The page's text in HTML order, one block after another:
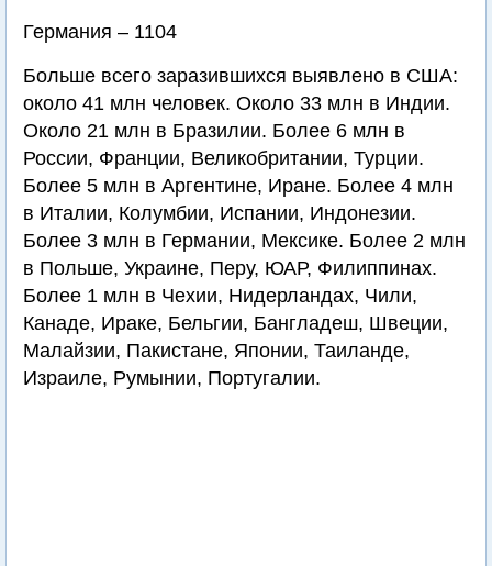
Германия – 1104
Больше всего заразившихся выявлено в США:
около 41 млн человек. Около 33 млн в Индии.
Около 21 млн в Бразилии. Более 6 млн в
России, Франции, Великобритании, Турции.
Более 5 млн в Аргентине, Иране. Более 4 млн
в Италии, Колумбии, Испании, Индонезии.
Более 3 млн в Германии, Мексике. Более 2 млн
в Польше, Украине, Перу, ЮАР, Филиппинах.
Более 1 млн в Чехии, Нидерландах, Чили,
Канаде, Ираке, Бельгии, Бангладеш, Швеции,
Малайзии, Пакистане, Японии, Таиланде,
Израиле, Румынии, Португалии.